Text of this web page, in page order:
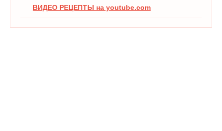
ВИДЕО РЕЦЕПТЫ на youtube.com